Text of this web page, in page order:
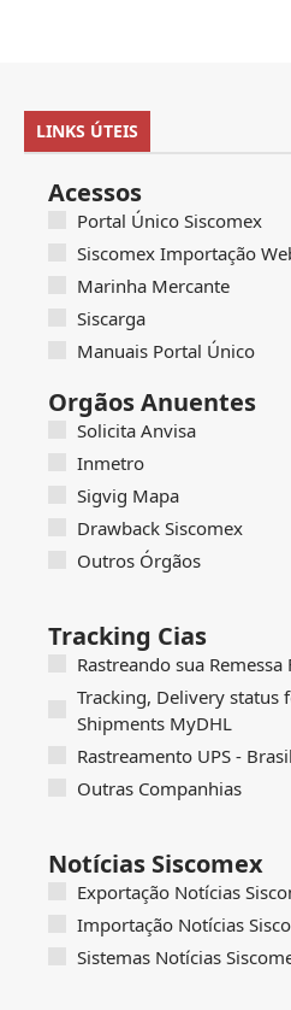
LINKS ÚTEIS
Acessos
Portal Único Siscomex
Siscomex Importação
Marinha Mercante
Siscarga
Manuais Portal Único
Orgãos Anuentes
Solicita Anvisa
Inmetro
Sigvig Mapa
Drawback Siscomex
Outros Órgãos
Tracking Cias
Rastreando sua Remessa
Tracking, Delivery status
Shipments MyDHL
Rastreamento UPS - Brasil
Outras Companhias
Notícias Siscomex
Exportação Notícias
Importação Notícias
Sistemas Notícias